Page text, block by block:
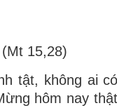
(Mt 15,28)
tật, không ai có
hôm nay thật